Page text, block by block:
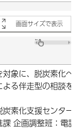
画面サイズで表示
象に、脱炭素化へ
る伴走型の相談を
炭素化支援センタ
課 企画調整班：電